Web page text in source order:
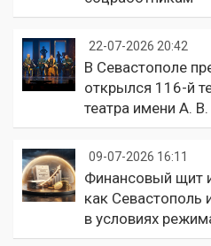
22-07-2026 20:42
В Севастополе
открылся 116-й
театра имени А.
09-07-2026 16:11
Финансовый щит
как
в условиях